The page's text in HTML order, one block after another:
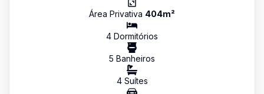
Área Privativa 404m²
4 Dormitórios
5 Banheiros
4Suítes